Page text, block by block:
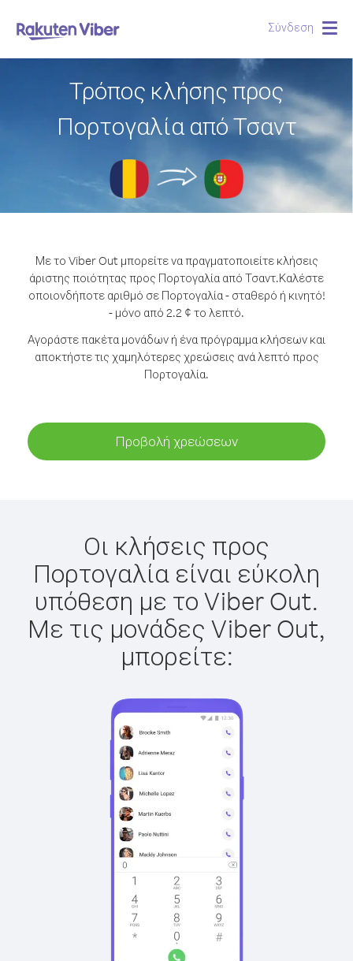
Σύνδεση
Τρόπος κλήσης προς
Πορτογαλία από Τσαντ
Με το Viber Out μπορείτε να πραγματοποιείτε κλήσεις
άριστης ποιότητας προς Πορτογαλία από Τσαντ.Καλέστε
οποιονδήποτε αριθμό σε Πορτογαλία - σταθερό ή κινητό!
- μόνο από 2.2 ¢ το λεπτό.
Αγοράστε πακέτα μονάδων ή ένα πρόγραμμα κλήσεων και
αποκτήστε τις χαμηλότερες χρεώσεις ανά λεπτό προς
Πορτογαλία.
Προβολή χρεώσεων
Οι κλήσεις προς
Πορτογαλία είναι εύκολη
υπόθεση με το Viber Out.
Με τις μονάδες Viber Out,
μπορείτε: